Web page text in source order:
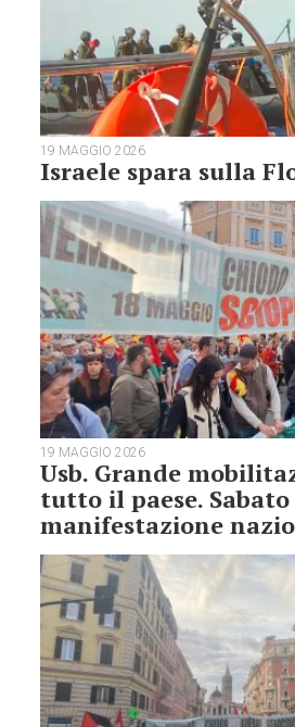
19 MAGGIO 2026
Israele spara sulla
19 MAGGIO 2026
Usb. Grande
tutto il paese. Sabato
manifestazione